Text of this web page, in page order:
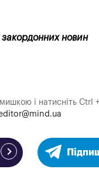
закордонних новин
і натисніть